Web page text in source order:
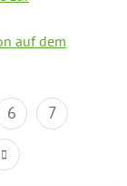
auf dem
6
7